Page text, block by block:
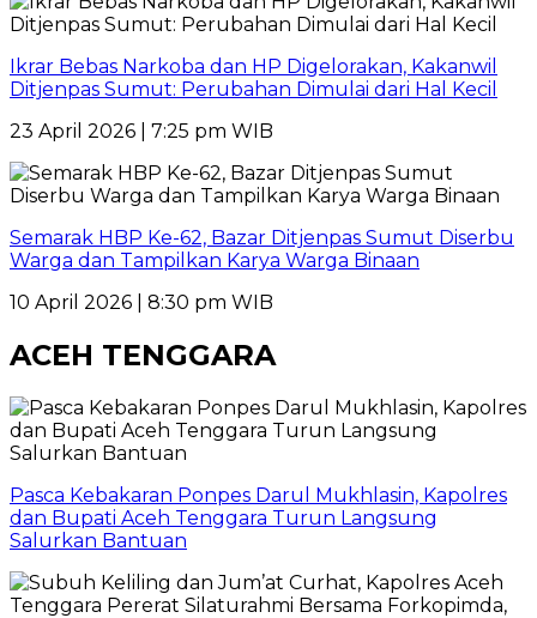
Ikrar Bebas Narkoba dan HP Digelorakan, Kakanwil
Ditjenpas Sumut: Perubahan Dimulai dari Hal Kecil
23 April 2026 | 7:25 pm WIB
Semarak HBP Ke-62, Bazar Ditjenpas Sumut Diserbu
Warga dan Tampilkan Karya Warga Binaan
10 April 2026 | 8:30 pm WIB
ACEH TENGGARA
Pasca Kebakaran Ponpes Darul Mukhlasin, Kapolres
dan Bupati Aceh Tenggara Turun Langsung
Salurkan Bantuan